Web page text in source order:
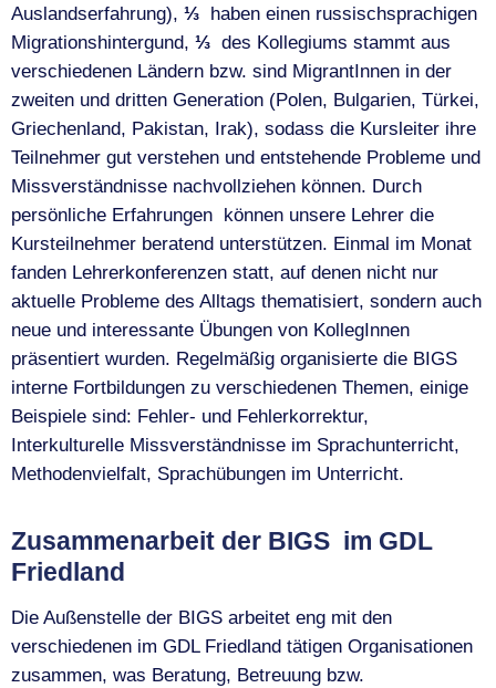
Auslandserfahrung), ⅓
haben einen russischsprachigen
Migrationshintergund, ⅓ des Kollegiums stammt aus
verschiedenen Ländern bzw. sind MigrantInnen in der
zweiten und dritten Generation (Polen, Bulgarien, Türkei,
Griechenland, Pakistan, Irak), sodass die Kursleiter ihre
Teilnehmer gut verstehen und entstehende Probleme und
Missverständnisse nachvollziehen können. Durch
persönliche Erfahrungen können unsere Lehrer die
Kursteilnehmer beratend unterstützen. Einmal im Monat
fanden Lehrerkonferenzen statt, auf denen nicht nur
aktuelle Probleme des Alltags thematisiert, sondern auch
neue und interessante Übungen von KollegInnen
präsentiert wurden. Regelmäßig organisierte die BIGS
interne Fortbildungen zu verschiedenen Themen, einige
Beispiele sind: Fehler- und Fehlerkorrektur,
Interkulturelle Missverständnisse im Sprachunterricht,
Methodenvielfalt, Sprachübungen im Unterricht.
Zusammenarbeit der BIGS im GDL
Friedland
Die Außenstelle der BIGS arbeitet eng mit den
verschiedenen im GDL Friedland tätigen Organisationen
zusammen, was Beratung, Betreuung bzw.